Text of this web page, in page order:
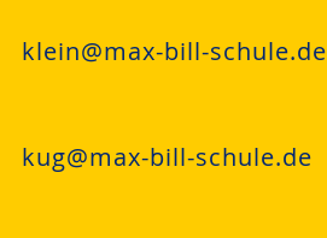
klein@max-bill-schule.de
kug@max-bill-schule.de